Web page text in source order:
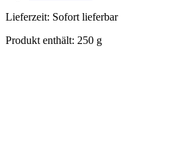
Lieferzeit: Sofort lieferbar
Produkt enthält: 250 g